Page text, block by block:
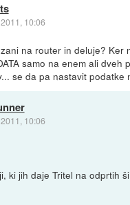
10:06
na router in deluje? Ker
samo na enem ali dveh
se da pa nastavit podatke
10:06
ki jih daje Tritel na odprtih